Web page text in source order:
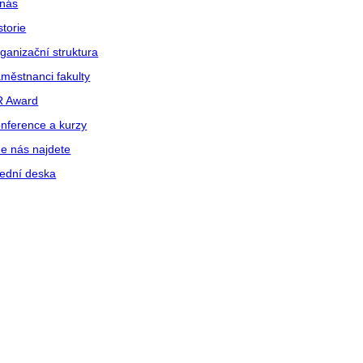
struktura
fakulty
Award
a kurzy
nás najdete
deska